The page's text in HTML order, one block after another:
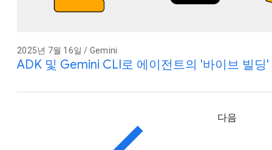
2025년 7월 16일 / Gemini
ADK 및 Gemini CLI로 에이전트의 '바이브 빌딩
다음